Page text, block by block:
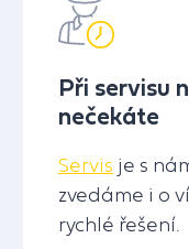
Při servisu
nečekáte
Servis je s
zvedáme i o
rychlé řešení.